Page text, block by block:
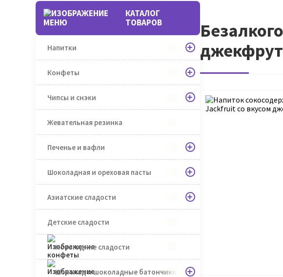
КАТАЛОГ
ТОВАРОВ
Напитки
Конфеты
Чипсы и снэки
Жевательная резинка
Печенье и вафли
Шоколадная и ореховая пасты
Азиатские сладости
Детские сладости
Новогодние сладости
Шоколад и шоколадные батончики